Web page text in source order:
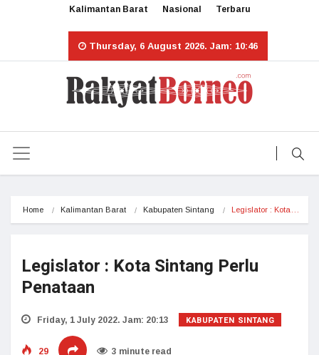
Kalimantan Barat Nasional Terbaru
Thursday, 6 August 2026. Jam: 10:46
Home Kalimantan Barat Kabupaten Sintang Legislator : Kota…
Legislator : Kota Sintang Perlu
Penataan
Friday, 1 July 2022. Jam: 20:13 KABUPATEN SINTANG
29 3 minute read